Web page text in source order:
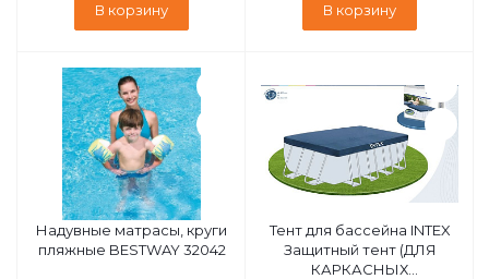
В корзину В корзину
Надувные матрасы, круги
пляжные BESTWAY 32042
Тент для бассейна INTEX
Защитный тент (ДЛЯ
КАРКАСНЫХ